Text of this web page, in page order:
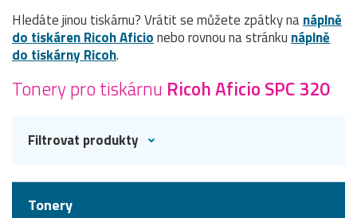
Hledáte jinou tiskárnu? Vrátit se můžete zpátky nanáplně
do tiskáren Ricoh Aficionebo rovnou na stránku náplně
do tiskárny Ricoh.
Tonery pro tiskárnu Ricoh Aficio SPC 320
Filtrovat produkty
Tonery